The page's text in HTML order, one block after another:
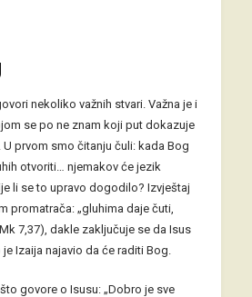
nekoliko važnih stvari. Važna je i
se po ne znam koji put dokazuje
prvom smo čitanju čuli: kada Bog
otvoriti… njemakov će jezik
li se to upravo dogodilo? Izvještaj
promatrača: „gluhima daje čuti,
7,37), dakle zaključuje se da Isus
Izaija najavio da će raditi Bog.
govore o Isusu: „Dobro je sve